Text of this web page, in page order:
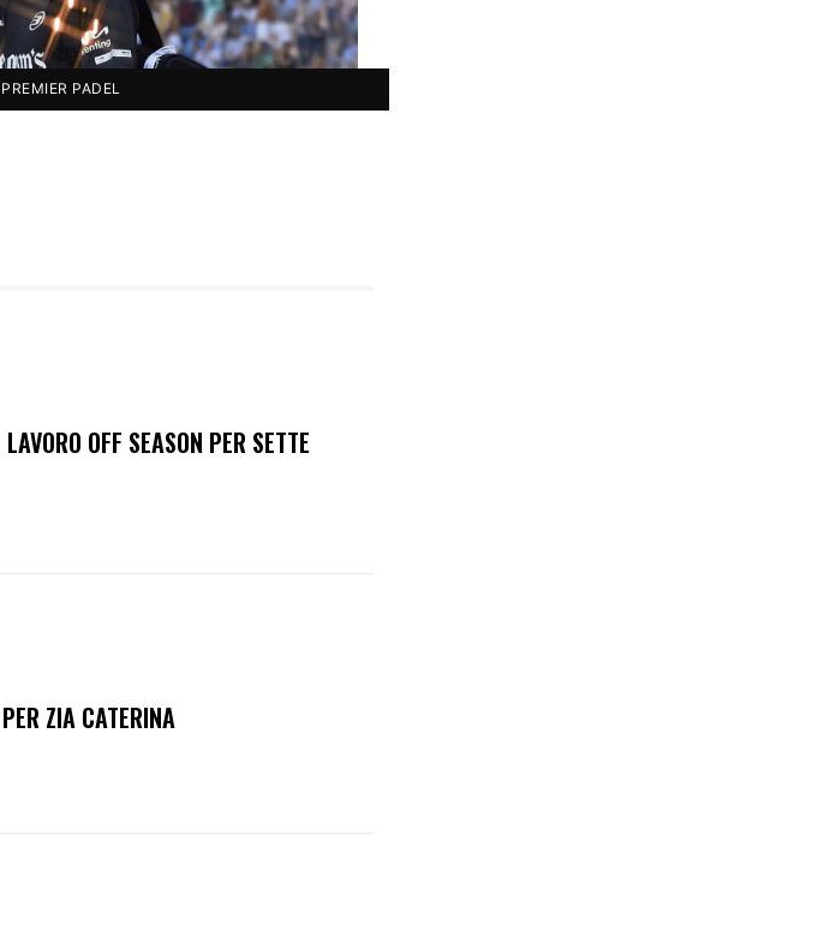
PADEL
OFF SEASON PER SETTE
ZIA CATERINA